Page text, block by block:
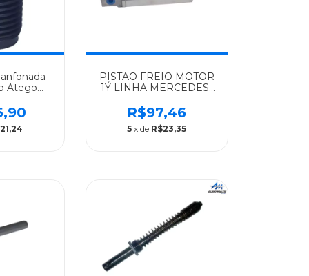
Atego
PISTAO FREIO MOTOR
1Ý LINHA MERCEDES-
1718/1723/1728/904/906/1417/ATEGO/
- 0004307526
R$97,46
5 x de R$23,35